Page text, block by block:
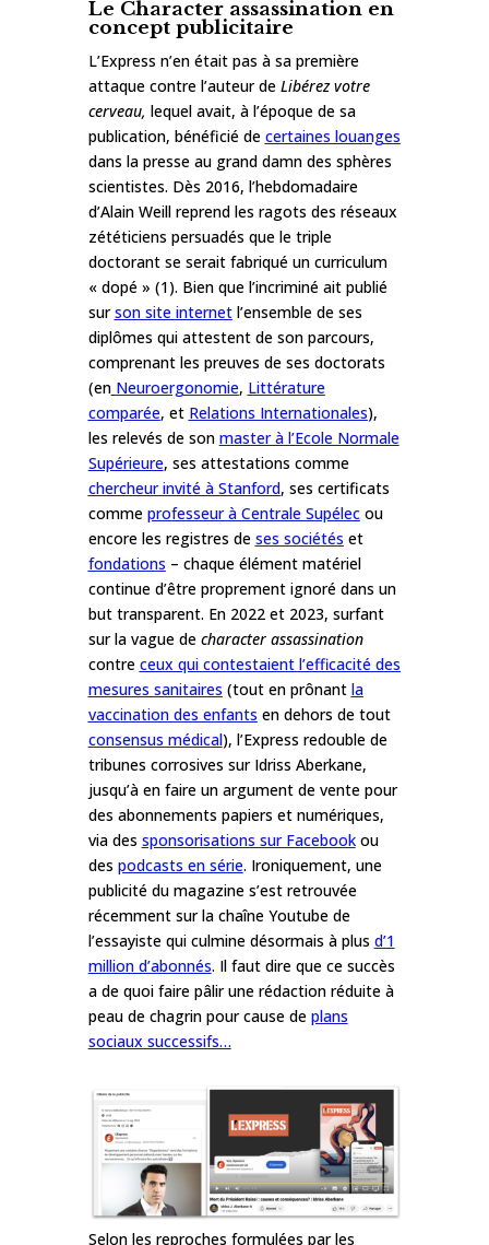
Le Character assassination en
concept publicitaire
L’Express n’en était pas à sa première
attaque contre l’auteur de Libérez votre
cerveau, lequel avait, à l’époque de sa
publication, bénéficié de certaines louanges
dans la presse au grand damn des sphères
scientistes. Dès 2016, l’hebdomadaire
d’Alain Weill reprend les ragots des réseaux
zététiciens persuadés que le triple
doctorant se serait fabriqué un curriculum
« dopé » (1). Bien que l’incriminé ait publié
surson site internetl’ensemble de ses
diplômes qui attestent de son parcours,
comprenant les preuves de ses doctorats
(en Neuroergonomie, Littérature
comparée, et Relations Internationales),
les relevés de son master à l’Ecole Normale
Supérieure, ses attestations comme
chercheur invité à Stanford, ses certificats
comme professeur à Centrale Supélecou
encore les registres de ses sociétés et
fondations – chaque élément matériel
continue d’être proprement ignoré dans un
but transparent. En 2022 et 2023, surfant
sur la vague de character assassination
contre ceux qui contestaient l’efficacité des
mesures sanitaires (tout en prônant la
vaccination des enfants en dehors de tout
consensus médical), l’Express redouble de
tribunes corrosives sur Idriss Aberkane,
jusqu’à en faire un argument de vente pour
des abonnements papiers et numériques,
via des sponsorisations sur Facebookou
des podcasts en série. Ironiquement, une
publicité du magazine s’est retrouvée
récemment sur la chaîne Youtube de
l’essayiste qui culmine désormais à plus d’1
million d’abonnés. Il faut dire que ce succès
a de quoi faire pâlir une rédaction réduite à
peau de chagrin pourcause de plans
sociaux successifs…
Selon les reproches formulées par les